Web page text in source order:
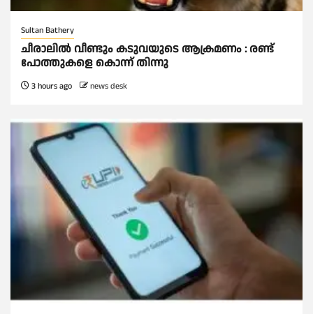
Sultan Bathery
ചീരാലിൽ വീണ്ടും കടുവയുടെ ആക്രമണം : രണ്ട്
പോത്തുകളെ കൊന്ന് തിന്നു
3 hours ago news desk